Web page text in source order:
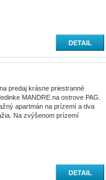
DETAIL
predaj krásne priestranné
MANDRE na ostrove PAG.
apartmán na prízemí a dva
Na zvýšenom prízemí
DETAIL